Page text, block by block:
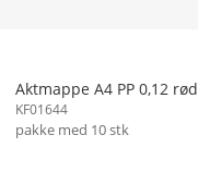
Aktmappe A4 PP 0,12 rød
KF01644
pakke med 10 stk